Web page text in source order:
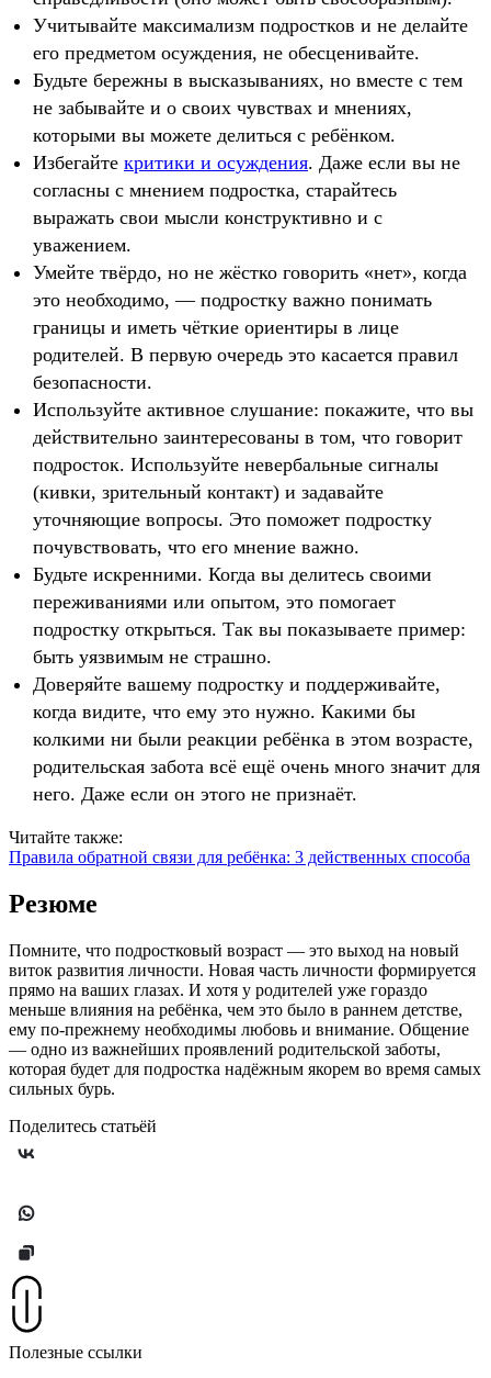
Учитывайте максимализм подростков и не делайте
его предметом осуждения, не обесценивайте.
Будьте бережны в высказываниях, но вместе с тем
не забывайте и о своих чувствах и мнениях,
которыми вы можете делиться с ребёнком.
Избегайте критики и осуждения. Даже если вы не
согласны с мнением подростка, старайтесь
выражать свои мысли конструктивно и с
уважением.
Умейте твёрдо, но не жёстко говорить «нет», когда
это необходимо, — подростку важно понимать
границы и иметь чёткие ориентиры в лице
родителей. В первую очередь это касается правил
безопасности.
Используйте активное слушание: покажите, что вы
действительно заинтересованы в том, что говорит
подросток. Используйте невербальные сигналы
(кивки, зрительный контакт) и задавайте
уточняющие вопросы. Это поможет подростку
почувствовать, что его мнение важно.
Будьте искренними. Когда вы делитесь своими
переживаниями или опытом, это помогает
подростку открыться. Так вы показываете пример:
быть уязвимым не страшно.
Доверяйте вашему подростку и поддерживайте,
когда видите, что ему это нужно. Какими бы
колкими ни были реакции ребёнка в этом возрасте,
родительская забота всё ещё очень много значит для
него. Даже если он этого не признаёт.
Читайте также:
Правила обратной связи для ребёнка: 3 действенных способа
Резюме
Помните, что подростковый возраст — это выход на новый
виток развития личности. Новая часть личности формируется
прямо на ваших глазах. И хотя у родителей уже гораздо
меньше влияния на ребёнка, чем это было в раннем детстве,
ему по-прежнему необходимы любовь и внимание. Общение
— одно из важнейших проявлений родительской заботы,
которая будет для подростка надёжным якорем во время самых
сильных бурь.
Поделитесь статьёй
Полезные ссылки